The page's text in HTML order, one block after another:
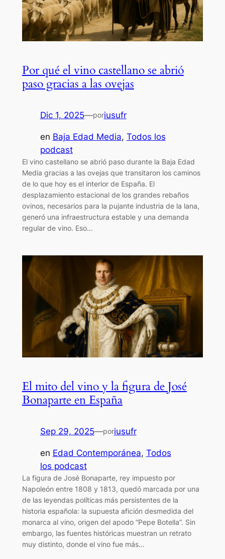
Por qué el vino castellano se abrió
paso gracias a las ovejas
Dic 1, 2025—poriusufr
en Baja Edad Media, Todos los
podcast
El vino castellano se abrió paso durante la Baja Edad
Media gracias a las ovejas que transitaron los caminos
de lo que hoy es el interior de España. El
desplazamiento estacional de los grandes rebaños
ovinos, necesarios para la pujante industria de la lana,
generó una infraestructura estable y una demanda
regular de vino. Eso…
El mito del vino y la figura de José
Bonaparte en España
Sep 29, 2025—poriusufr
en Edad Contemporánea, Todos
los podcast
La figura de José Bonaparte, rey impuesto por
Napoleón entre 1808 y 1813, quedó marcada por una
de las leyendas políticas más persistentes de la
historia española: la supuesta afición desmedida del
monarca al vino, origen del apodo “Pepe Botella”. Sin
embargo, las fuentes históricas muestran un retrato
muy distinto, donde el vino fue más…